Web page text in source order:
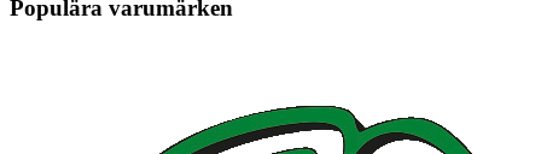
Populära varumärken